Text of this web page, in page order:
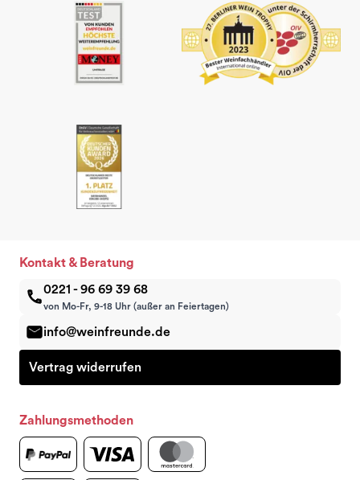
Kontakt & Beratung
0221 - 96 69 39 68
von Mo-Fr, 9-18 Uhr (außer an Feiertagen)
info@weinfreunde.de
Vertrag widerrufen
Zahlungsmethoden